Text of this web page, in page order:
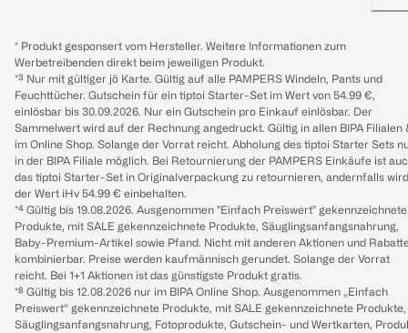
* Produkt gesponsert vom Hersteller. Weitere Informationen zum
Werbetreibenden direkt beim jeweiligen Produkt.
*³ Nur mit gültiger jö Karte. Gültig auf alle PAMPERS Windeln, Pants und
Feuchttücher. Gutschein für ein tiptoi Starter-Set im Wert von 54.99 €,
einlösbar bis 30.09.2026. Nur ein Gutschein pro Einkauf einlösbar. Der
Sammelwert wird auf der Rechnung angedruckt. Gültig in allen BIPA Filialen
im Online Shop. Solange der Vorrat reicht. Abholung des tiptoi Starter Sets
in der BIPA Filiale möglich. Bei Retournierung der PAMPERS Einkäufe ist
das tiptoi Starter-Set in Originalverpackung zu retournieren, andernfalls wird
der Wert iHv 54.99 € einbehalten.
*⁴ Gültig bis 19.08.2026. Ausgenommen "Einfach Preiswert" gekennzeichnete
Produkte, mit SALE gekennzeichnete Produkte, Säuglingsanfangsnahrung,
Baby-Premium-Artikel sowie Pfand. Nicht mit anderen Aktionen und
kombinierbar. Preise werden kaufmännisch gerundet. Solange der Vorrat
reicht. Bei 1+1 Aktionen ist das günstigste Produkt gratis.
*⁸ Gültig bis 12.08.2026 nur im BIPA Online Shop. Ausgenommen „Einfach
Preiswert“ gekennzeichnete Produkte, mit SALE gekennzeichnete Produkte,
Säuglingsanfangsnahrung, Fotoprodukte, Gutschein- und Wertkarten,